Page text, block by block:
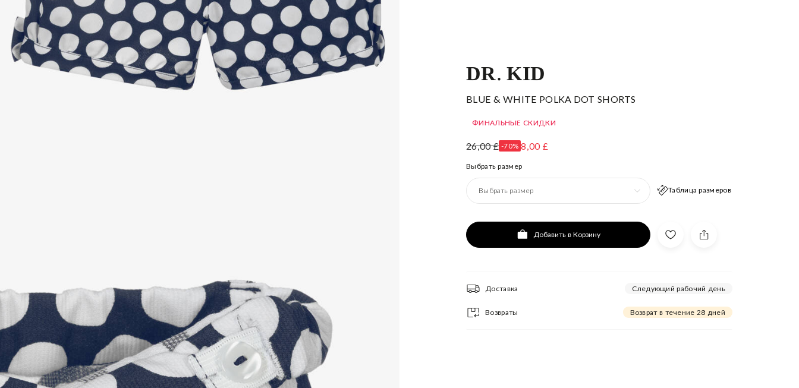
DR. KID
BLUE & WHITE POLKA DOT SHORTS
ФИНАЛЬНЫЕ СКИДКИ
26,00 £ -70% 8,00 £
Выбрать размер
Таблица размеров
Выбрать размер
Добавить в Корзину
Доставка Следующий рабочий день
Возвраты Возврат в течение 28 дней